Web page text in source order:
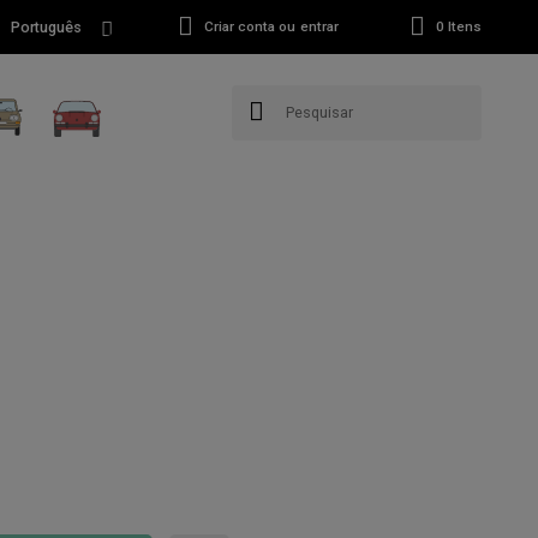
Português Criar conta ou entrar 0 Itens